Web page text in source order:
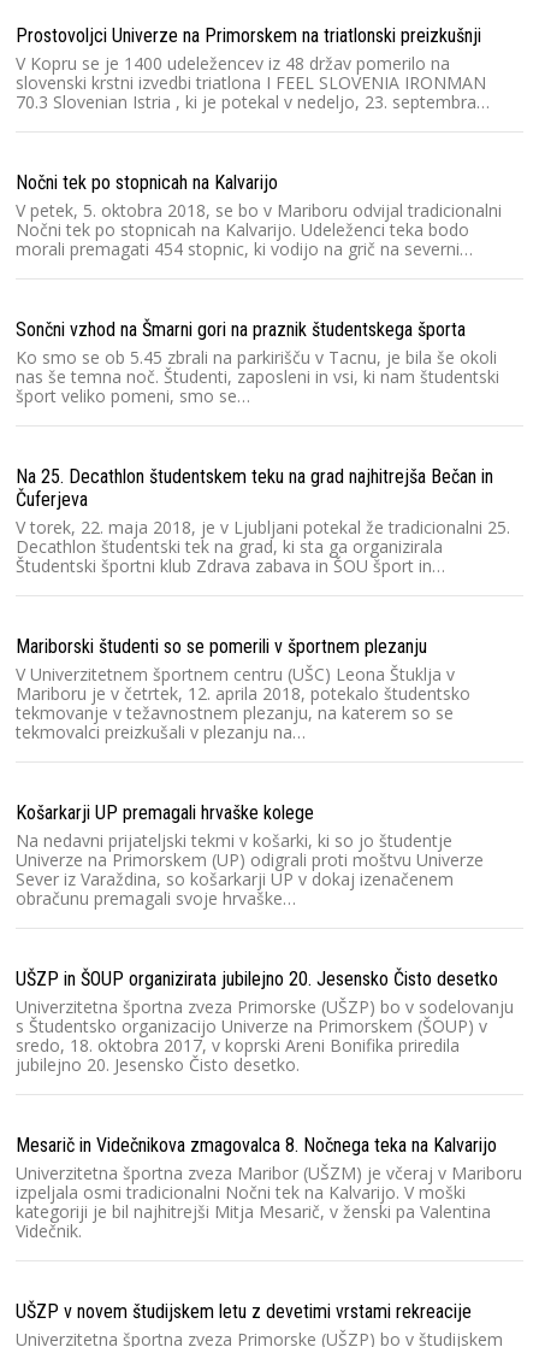
Prostovoljci Univerze na Primorskem na triatlonski preizkušnji
V Kopru se je 1400 udeležencev iz 48 držav pomerilo na
slovenski krstni izvedbi triatlona I FEEL SLOVENIA IRONMAN
70.3 Slovenian Istria , ki je potekal v nedeljo, 23. septembra…
Nočni tek po stopnicah na Kalvarijo
V petek, 5. oktobra 2018, se bo v Mariboru odvijal tradicionalni
Nočni tek po stopnicah na Kalvarijo. Udeleženci teka bodo
morali premagati 454 stopnic, ki vodijo na grič na severni…
Sončni vzhod na Šmarni gori na praznik študentskega športa
Ko smo se ob 5.45 zbrali na parkirišču v Tacnu, je bila še okoli
nas še temna noč. Študenti, zaposleni in vsi, ki nam študentski
šport veliko pomeni, smo se…
Na 25. Decathlon študentskem teku na grad najhitrejša Bečan in
Čuferjeva
V torek, 22. maja 2018, je v Ljubljani potekal že tradicionalni 25.
Decathlon študentski tek na grad, ki sta ga organizirala
Študentski športni klub Zdrava zabava in ŠOU šport in…
Mariborski študenti so se pomerili v športnem plezanju
V Univerzitetnem športnem centru (UŠC) Leona Štuklja v
Mariboru je v četrtek, 12. aprila 2018, potekalo študentsko
tekmovanje v težavnostnem plezanju, na katerem so se
tekmovalci preizkušali v plezanju na…
Košarkarji UP premagali hrvaške kolege
Na nedavni prijateljski tekmi v košarki, ki so jo študentje
Univerze na Primorskem (UP) odigrali proti moštvu Univerze
Sever iz Varaždina, so košarkarji UP v dokaj izenačenem
obračunu premagali svoje hrvaške…
UŠZP in ŠOUP organizirata jubilejno 20. Jesensko Čisto desetko
Univerzitetna športna zveza Primorske (UŠZP) bo v sodelovanju
s Študentsko organizacijo Univerze na Primorskem (ŠOUP) v
sredo, 18. oktobra 2017, v koprski Areni Bonifika priredila
jubilejno 20. Jesensko Čisto desetko.
Mesarič in Videčnikova zmagovalca 8. Nočnega teka na Kalvarijo
Univerzitetna športna zveza Maribor (UŠZM) je včeraj v Mariboru
izpeljala osmi tradicionalni Nočni tek na Kalvarijo. V moški
kategoriji je bil najhitrejši Mitja Mesarič, v ženski pa Valentina
Videčnik.
UŠZP v novem študijskem letu z devetimi vrstami rekreacije
Univerzitetna športna zveza Primorske (UŠZP) bo v študijskem